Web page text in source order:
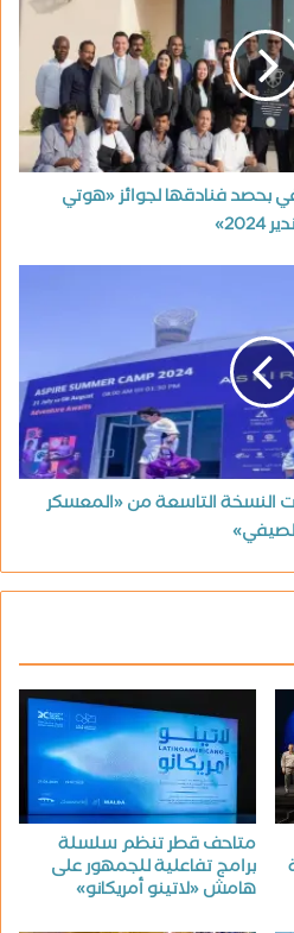
بحصد فنادقها لجوائز «هوتي
2024»
النسخة التاسعة من «المعسكر
متاحف قطر تنظم سلسلة
برامج تفاعلية للجمهور على
هامش «لاتينو أمريكانو»